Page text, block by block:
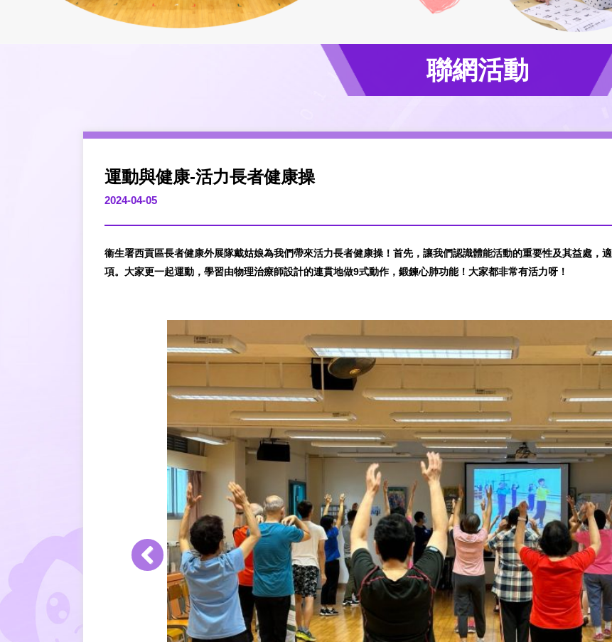
聯網活動
運動與健康-活力長者健康操
2024-04-05
衞生署西貢區長者健康外展隊戴姑娘為我們帶來活力長者健康操！首先，讓我們認識體能活動的重要性及其益處，
項。大家更一起運動，學習由物理治療師設計的連貫地做9式動作，鍛鍊心肺功能！大家都非常有活力呀！